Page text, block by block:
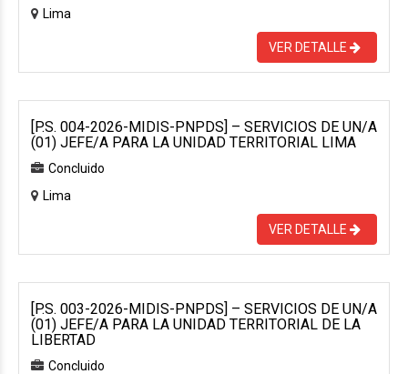
Lima
VER DETALLE
[P.S. 004-2026-MIDIS-PNPDS] – SERVICIOS DE UN/A
(01) JEFE/A PARA LA UNIDAD TERRITORIAL LIMA
Concluido
Lima
VER DETALLE
[P.S. 003-2026-MIDIS-PNPDS] – SERVICIOS DE UN/A
(01) JEFE/A PARA LA UNIDAD TERRITORIAL DE LA
LIBERTAD
Concluido